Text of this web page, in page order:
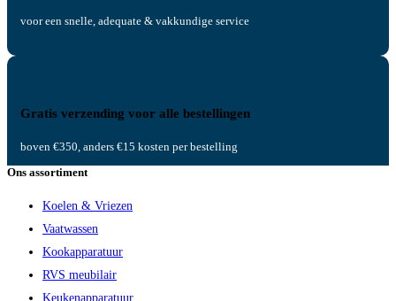
voor een snelle, adequate & vakkundige service
Gratis verzending voor alle bestellingen
boven €350, anders €15 kosten per bestelling
Ons assortiment
Koelen & Vriezen
Vaatwassen
Kookapparatuur
RVS meubilair
Keukenapparatuur